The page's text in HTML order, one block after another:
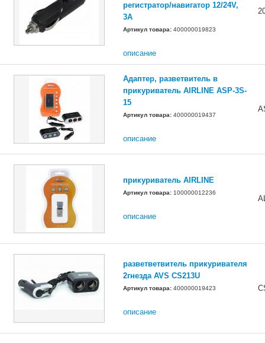
регистратор/навигатор 12/24V,
3A
Артикул товара: 400000019823
описание
Адаптер, разветвитель в
прикуриватель AIRLINE ASP-3S-
15
Артикул товара: 400000019437
описание
прикуриватель AIRLINE
Артикул товара: 100000012236
описание
разветветвитель прикуривателя
2гнезда AVS CS213U
Артикул товара: 400000019423
описание